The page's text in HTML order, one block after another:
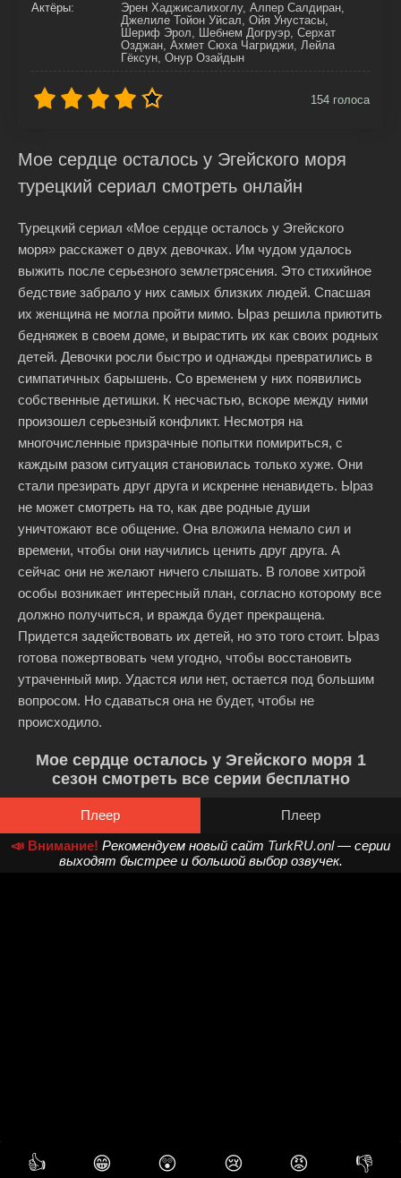
Актёры:
Эрен Хаджисалихоглу, Алпер Салдиран,
Джелиле Тойон Уйсал, Ойя Унустасы,
Шериф Эрол, Шебнем Догруэр, Серхат
Озджан, Ахмет Сюха Чагриджи, Лейла
Гёксун, Онур Озайдын
154 голоса
Мое сердце осталось у Эгейского моря
турецкий сериал смотреть онлайн
Турецкий сериал «Мое сердце осталось у Эгейского
моря» расскажет о двух девочках. Им чудом удалось
выжить после серьезного землетрясения. Это стихийное
бедствие забрало у них самых близких людей. Спасшая
их женщина не могла пройти мимо. Ыраз решила приютить
бедняжек в своем доме, и вырастить их как своих родных
детей. Девочки росли быстро и однажды превратились в
симпатичных барышень. Со временем у них появились
собственные детишки. К несчастью, вскоре между ними
произошел серьезный конфликт. Несмотря на
многочисленные призрачные попытки помириться, с
каждым разом ситуация становилась только хуже. Они
стали презирать друг друга и искренне ненавидеть. Ыраз
не может смотреть на то, как две родные души
уничтожают все общение. Она вложила немало сил и
времени, чтобы они научились ценить друг друга. А
сейчас они не желают ничего слышать. В голове хитрой
особы возникает интересный план, согласно которому все
должно получиться, и вражда будет прекращена.
Придется задействовать их детей, но это того стоит. Ыраз
готова пожертвовать чем угодно, чтобы восстановить
утраченный мир. Удастся или нет, остается под большим
вопросом. Но сдаваться она не будет, чтобы не
происходило.
Мое сердце осталось у Эгейского моря 1
сезон смотреть все серии бесплатно
Плеер
Плеер
📣 Внимание! Рекомендуем новый сайт TurkRU.onl— серии
выходят быстрее и большой выбор озвучек.
👍 😁 😲 😢 😡 👎